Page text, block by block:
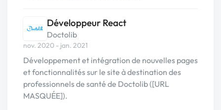
Développeur React
Doctolib
nov. 2020 - jan. 2021
Développement et intégration de nouvelles pages
et fonctionnalités sur le site à destination des
professionnels de santé de Doctolib ([URL
MASQUÉE]).